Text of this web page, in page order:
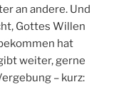
an andere. Und
Gottes Willen
hat
weiter, gerne
– kurz: